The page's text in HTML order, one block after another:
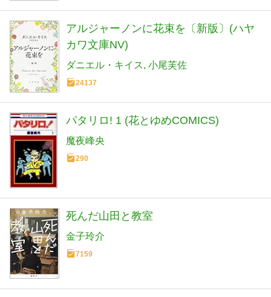
アルジャーノンに花束を〔新版〕(ハヤ
カワ文庫NV)
ダニエル・キイス 小尾芙佐
24137
パタリロ! 1 (花とゆめCOMICS)
魔夜峰央
290
死んだ山田と教室
金子玲介
7159